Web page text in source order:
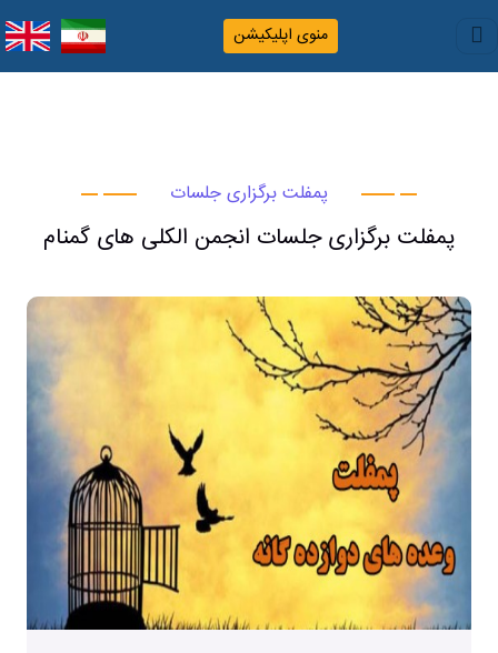
منوی اپلیکیشن
پمفلت برگزاری جلسات
پمفلت برگزاری جلسات انجمن الکلی های گمنام